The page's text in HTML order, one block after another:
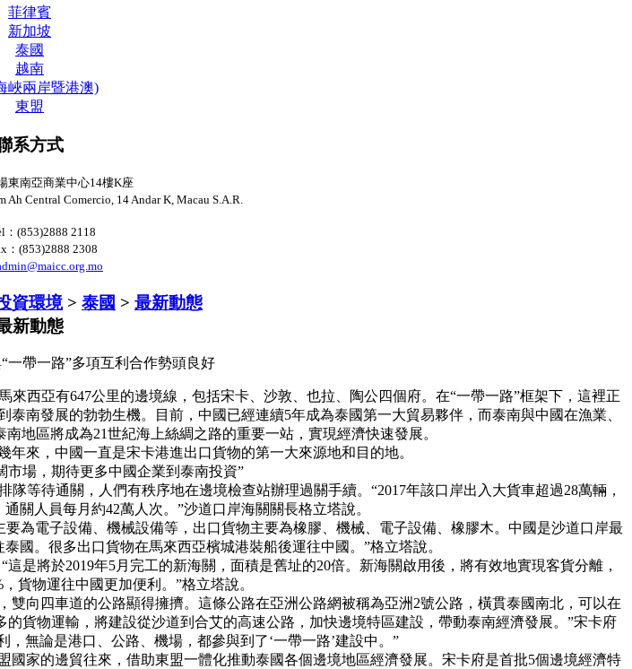
菲律賓
新加坡
泰國
越南
峽兩岸暨港澳)
東盟
系方式
東南亞商業中心14樓K座
Ah Central Comercio, 14 Andar K, Macau S.A.R.
：(853)2888 2118
：(853)2888 2308
資環境> 泰國 > 最新動態
新動態
一帶一路”多項互利合作勢頭良好
亞有647公里的邊境線，包括宋卡、沙敦、也拉、陶公四個府。在“一帶一路”框架下，這裡正
發展的勃勃生機。目前，中國已經連續5年成為泰國第一大貿易夥伴，而泰南與中國在漁業、
地區將成為21世紀海上絲綢之路的重要一站，實現經濟快速發展。
來，中國一直是宋卡港進出口貨物的第一大來源地和目的地。
場，期待更多中國企業到泰南投資”
待通關，人們有秩序地在邊境檢查站辦理過關手續。“2017年該口岸出入大貨車超過28萬輛，
關人員每月約42萬人次。”沙道口岸海關關長格立塔說。
電子設備、機械設備等，出口貨物主要為橡膠、機械、電子設備、橡膠木。中國是沙道口岸最
國。很多出口貨物在馬來西亞檳城港裝船後運往中國。”格立塔說。
將於2019年5月完工的新海關，面積是舊址的20倍。新海關啟用後，將有效地實現客貨分離，
貨物運往中國更加便利。”格立塔說。
四車道的公路顯得擁擠。這條公路在亞洲公路網被稱為亞洲2號公路，橫貫泰國南北，可以在
貨物運輸，將建設從沙道到合艾的高速公路，加快邊境特區建設，帶動泰南經濟發展。”宋卡府
無論是港口、公路、機場，都參與到了‘一帶一路’建設中。”
的邊貿往來，借助東盟一體化推動泰國各個邊境地區經濟發展。宋卡府是首批5個邊境經濟特